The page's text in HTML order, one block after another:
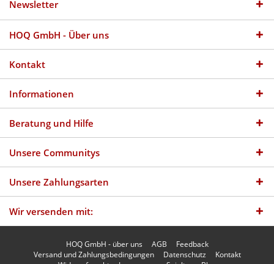
Newsletter
HOQ GmbH - Über uns
Kontakt
Informationen
Beratung und Hilfe
Unsere Communitys
Unsere Zahlungsarten
Wir versenden mit:
HOQ GmbH - über uns AGB
Feedback
Versand und Zahlungsbedingungen
Datenschutz
Kontakt